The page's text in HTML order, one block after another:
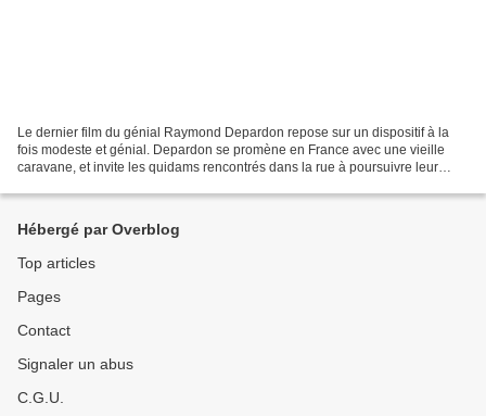
Le dernier film du génial Raymond Depardon repose sur un dispositif à la
fois modeste et génial. Depardon se promène en France avec une vieille
caravane, et invite les quidams rencontrés dans la rue à poursuivre leur
Hébergé par Overblog
Top articles
Pages
Contact
Signaler un abus
C.G.U.